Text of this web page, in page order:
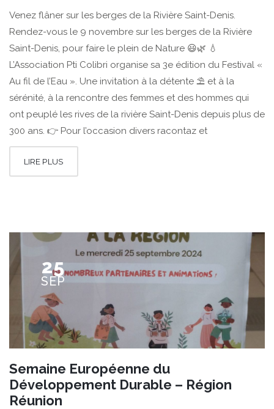
Venez flâner sur les berges de la Rivière Saint-Denis.
Rendez-vous le 9 novembre sur les berges de la Rivière
Saint-Denis, pour faire le plein de Nature 😃🌿 💧
L’Association Pti Colibri organise sa 3e édition du Festival «
Au fil de l’Eau ». Une invitation à la détente ⛱️ et à la
sérénité, à la rencontre des femmes et des hommes qui
ont peuplé les rives de la rivière Saint-Denis depuis plus de
300 ans. 👉 Pour l’occasion divers racontaz et
LIRE PLUS
25
SEP
Semaine Européenne du
Développement Durable – Région
Réunion